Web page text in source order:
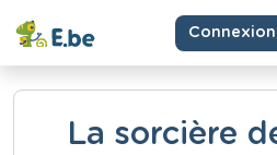
La sorcière